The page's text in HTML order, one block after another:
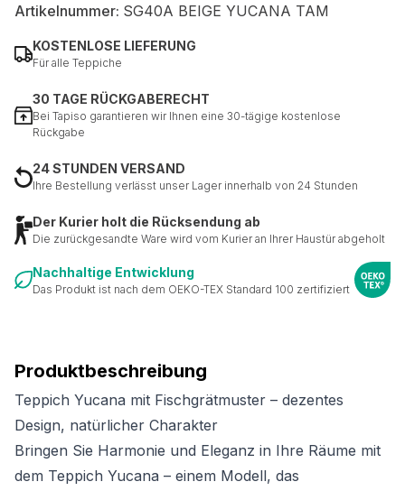
Produktbeschreibung
Teppich Yucana mit Fischgrätmuster – dezentes
Design, natürlicher Charakter
Bringen Sie Harmonie und Eleganz in Ihre Räume mit
dem Teppich Yucana – einem Modell, das
Artikelnummer: SG40A BEIGE YUCANA TAM
KOSTENLOSE LIEFERUNG
Für alle Teppiche
30 TAGE RÜCKGABERECHT
Bei Tapiso garantieren wir Ihnen eine 30-tägige kostenlose
Rückgabe
24 STUNDEN VERSAND
Ihre Bestellung verlässt unser Lager innerhalb von 24 Stunden
Der Kurier holt die Rücksendung ab
Die zurückgesandte Ware wird vom Kurier an Ihrer Haustür abgeholt
Nachhaltige Entwicklung
Das Produkt ist nach dem OEKO-TEX Standard 100 zertifiziert